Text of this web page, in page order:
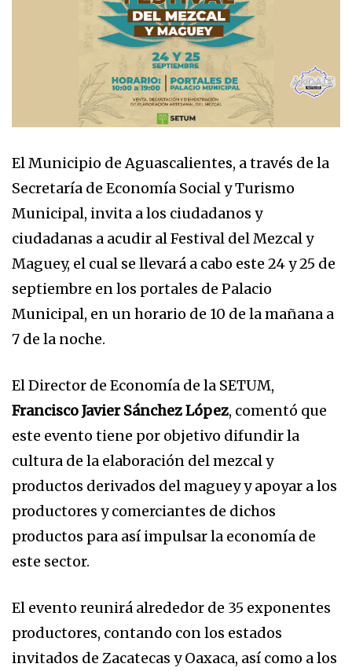
El Municipio de Aguascalientes, a través de la
Secretaría de Economía Social y Turismo
Municipal, invita a los ciudadanos y
ciudadanas a acudir al Festival del Mezcal y
Maguey, el cual se llevará a cabo este 24 y 25 de
septiembre en los portales de Palacio
Municipal, en un horario de 10 de la mañana a
7 de la noche.
El Director de Economía de la SETUM,
Francisco Javier Sánchez López, comentó que
este evento tiene por objetivo difundir la
cultura de la elaboración del mezcal y
productos derivados del maguey y apoyar a los
productores y comerciantes de dichos
productos para así impulsar la economía de
este sector.
El evento reunirá alrededor de 35 exponentes
productores, contando con los estados
invitados de Zacatecas y Oaxaca, así como a los